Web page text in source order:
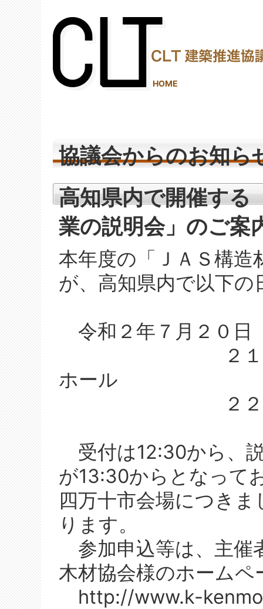
HOME
協議会からのお知ら
高知県内で開催する
業の説明会」のご案
本年度の「ＪＡＳ構造
が、高知県内で以下
令和２年７月２０
２１日（火
ホール
２２日（水
受付は12:30から、
が13:30からとなって
四万十市会場につき
ります。
参加申込等は、主催
木材協会様のホーム
http://www.k-